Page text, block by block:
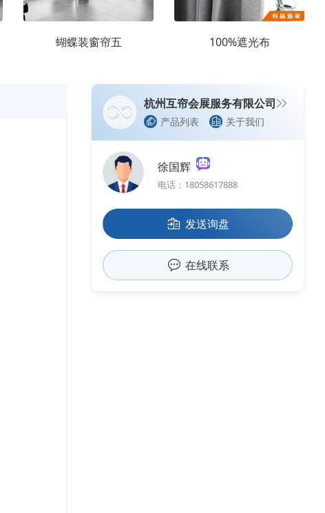
蝴蝶装窗帘五 100%遮光布
杭州互帘会展服务有限公司
产品列表 关于我们
徐国辉
电话：18058617888
发送询盘
在线联系